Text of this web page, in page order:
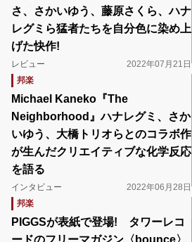
さ、さかいゆう、藤原さくら、ハナ
レグミら猛者たちを自分色に染め上
げた快作!
レビュー
2022年07月21日
邦楽
Michael Kaneko『The
Neighborhood』ハナレグミ、さか
いゆう、大橋トリオらとのコラボ作
が生んだクリエイティブな化学反応
を語る
インタビュー
2022年06月28日
邦楽
PIGGSが表紙で登場! タワーレコ
ードのフリーマガジン〈bounce〉